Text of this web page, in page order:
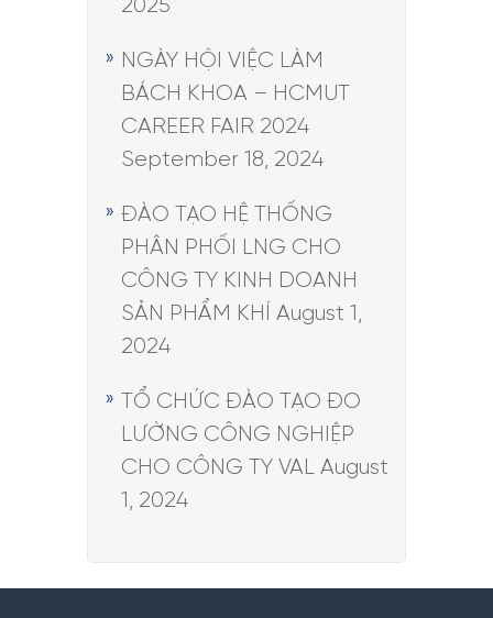
2025
NGÀY HỘI VIỆC LÀM
BÁCH KHOA – HCMUT
CAREER FAIR 2024
September 18, 2024
ĐÀO TẠO HỆ THỐNG
PHÂN PHỐI LNG CHO
CÔNG TY KINH DOANH
SẢN PHẨM KHÍ
August 1,
2024
TỔ CHỨC ĐÀO TẠO ĐO
LƯỜNG CÔNG NGHIỆP
CHO CÔNG TY VAL August
1, 2024